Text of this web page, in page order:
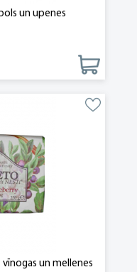
un upenes
un mellenes